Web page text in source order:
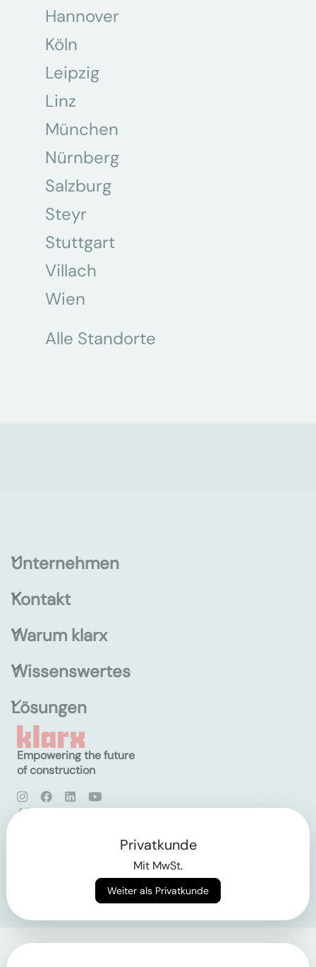
Hannover
Köln
Leipzig
Linz
München
Nürnberg
Salzburg
Steyr
Stuttgart
Villach
Wien
Alle Standorte
Unternehmen
Kontakt
Warum klarx
Wissenswertes
Lösungen
Empowering the future
of construction
AGB
Privatkunde
Mit MwSt.
Weiter als Privatkunde